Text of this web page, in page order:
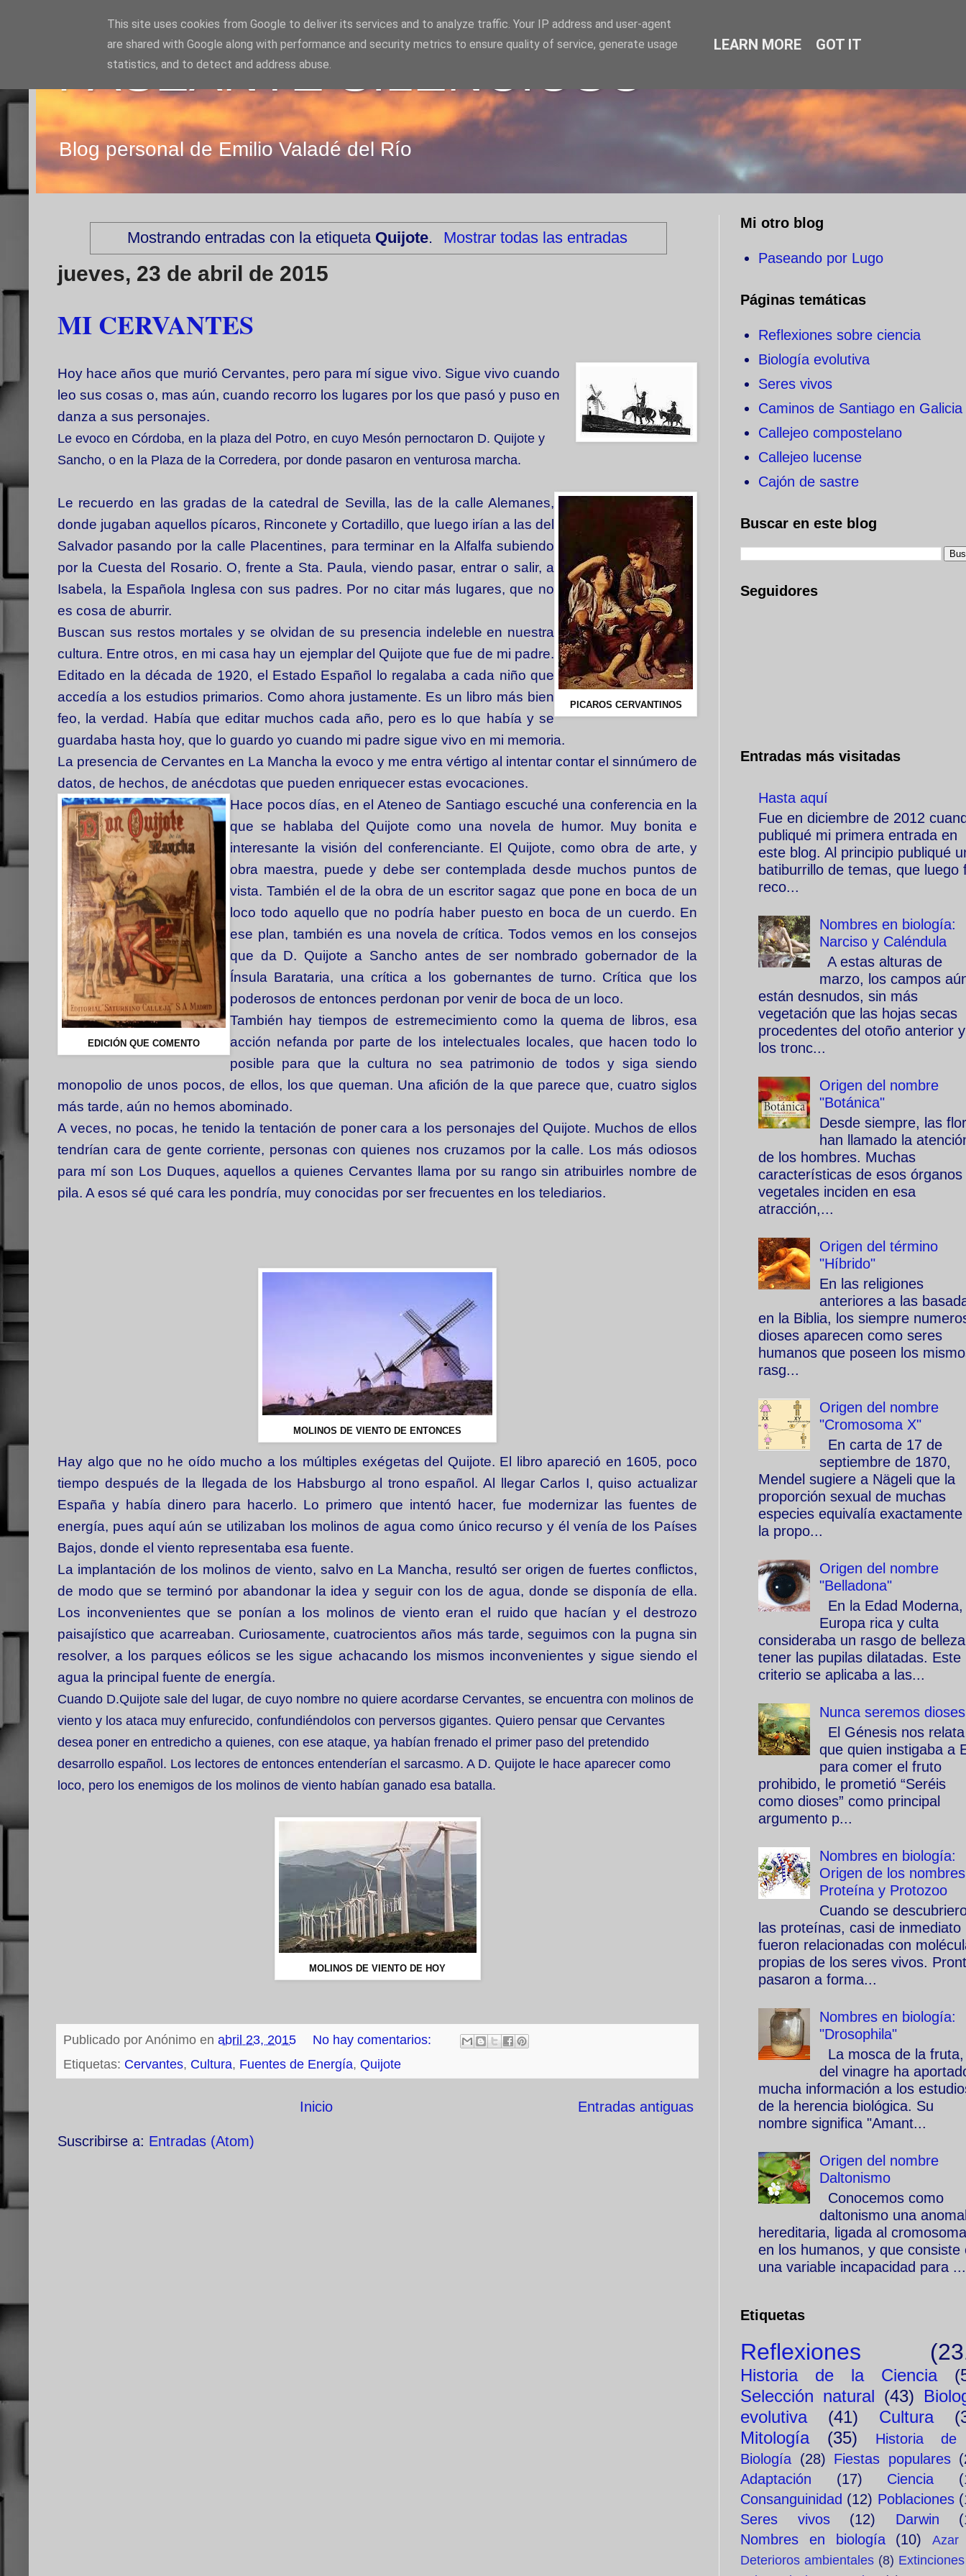
PASEANTE SILENCIOSO
Blog personal de Emilio Valadé del Río
Mostrando entradas con la etiqueta Quijote. Mostrar todas las entradas
jueves, 23 de abril de 2015
MI CERVANTES
Hoy hace años que murió Cervantes, pero para mí sigue vivo. Sigue vivo cuando
leo sus cosas o, mas aún, cuando recorro los lugares por los que pasó y puso en
danza a sus personajes.
Le evoco en Córdoba, en la plaza del Potro, en cuyo Mesón pernoctaron D. Quijote y
Sancho, o en la Plaza de la Corredera, por donde pasaron en venturosa marcha.
PICAROS CERVANTINOS
Le recuerdo en las gradas de la catedral de Sevilla, las de la calle Alemanes,
donde jugaban aquellos pícaros, Rinconete y Cortadillo, que luego irían a las del
Salvador pasando por la calle Placentines, para terminar en la Alfalfa subiendo
por la Cuesta del Rosario. O, frente a Sta. Paula, viendo pasar, entrar o salir, a
Isabela, la Española Inglesa con sus padres. Por no citar más lugares, que no
es cosa de aburrir.
Buscan sus restos mortales y se olvidan de su presencia indeleble en nuestra
cultura. Entre otros, en mi casa hay un ejemplar del Quijote que fue de mi padre.
Editado en la década de 1920, el Estado Español lo regalaba a cada niño que
accedía a los estudios primarios. Como ahora justamente. Es un libro más bien
feo, la verdad. Había que editar muchos cada año, pero es lo que había y se
guardaba hasta hoy, que lo guardo yo cuando mi padre sigue vivo en mi memoria.
La presencia de Cervantes en La Mancha la evoco y me entra vértigo al intentar contar el sinnúmero de
datos, de hechos, de anécdotas que pueden enriquecer estas evocaciones.
EDICIÓN QUE COMENTO
Hace pocos días, en el Ateneo de Santiago escuché una conferencia en la
que se hablaba del Quijote como una novela de humor. Muy bonita e
interesante la visión del conferenciante. El Quijote, como obra de arte, y
obra maestra, puede y debe ser contemplada desde muchos puntos de
vista. También el de la obra de un escritor sagaz que pone en boca de un
loco todo aquello que no podría haber puesto en boca de un cuerdo. En
ese plan, también es una novela de crítica. Todos vemos en los consejos
que da D. Quijote a Sancho antes de ser nombrado gobernador de la
Ínsula Barataria, una crítica a los gobernantes de turno. Crítica que los
poderosos de entonces perdonan por venir de boca de un loco.
También hay tiempos de estremecimiento como la quema de libros, esa
acción nefanda por parte de los intelectuales locales, que hacen todo lo
posible para que la cultura no sea patrimonio de todos y siga siendo
monopolio de unos pocos, de ellos, los que queman. Una afición de la que parece que, cuatro siglos
más tarde, aún no hemos abominado.
A veces, no pocas, he tenido la tentación de poner cara a los personajes del Quijote. Muchos de ellos
tendrían cara de gente corriente, personas con quienes nos cruzamos por la calle. Los más odiosos
para mí son Los Duques, aquellos a quienes Cervantes llama por su rango sin atribuirles nombre de
pila. A esos sé qué cara les pondría, muy conocidas por ser frecuentes en los telediarios.
MOLINOS DE VIENTO DE ENTONCES
Hay algo que no he oído mucho a los múltiples exégetas del Quijote. El libro apareció en 1605, poco
tiempo después de la llegada de los Habsburgo al trono español. Al llegar Carlos I, quiso actualizar
España y había dinero para hacerlo. Lo primero que intentó hacer, fue modernizar las fuentes de
energía, pues aquí aún se utilizaban los molinos de agua como único recurso y él venía de los Países
Bajos, donde el viento representaba esa fuente.
La implantación de los molinos de viento, salvo en La Mancha, resultó ser origen de fuertes conflictos,
de modo que se terminó por abandonar la idea y seguir con los de agua, donde se disponía de ella.
Los inconvenientes que se ponían a los molinos de viento eran el ruido que hacían y el destrozo
paisajístico que acarreaban. Curiosamente, cuatrocientos años más tarde, seguimos con la pugna sin
resolver, a los parques eólicos se les sigue achacando los mismos inconvenientes y sigue siendo el
agua la principal fuente de energía.
Cuando D.Quijote sale del lugar, de cuyo nombre no quiere acordarse Cervantes, se encuentra con molinos de
viento y los ataca muy enfurecido, confundiéndolos con perversos gigantes. Quiero pensar que Cervantes
desea poner en entredicho a quienes, con ese ataque, ya habían frenado el primer paso del pretendido
desarrollo español. Los lectores de entonces entenderían el sarcasmo. A D. Quijote le hace aparecer como
loco, pero los enemigos de los molinos de viento habían ganado esa batalla.
MOLINOS DE VIENTO DE HOY
Publicado por Anónimo en abril 23, 2015
No hay comentarios:
Etiquetas: Cervantes, Cultura, Fuentes de Energía, Quijote
Entradas antiguas
Inicio
Suscribirse a: Entradas (Atom)
Mi otro blog
Paseando por Lugo
Páginas temáticas
Reflexiones sobre ciencia
Biología evolutiva
Seres vivos
Caminos de Santiago en Galicia
Callejeo compostelano
Callejeo lucense
Cajón de sastre
Buscar en este blog
Seguidores
Entradas más visitadas
Hasta aquí
Fue en diciembre de 2012
publiqué mi primera entrada en
este blog. Al principio publiqué
batiburrillo de temas, que luego
reco...
Nombres en biología:
Narciso y Caléndula
A estas alturas de
marzo, los campos
están desnudos, sin más
vegetación que las hojas secas
procedentes del otoño anterior y
los tronc...
Origen del nombre
"Botánica"
Desde siempre, las
han llamado la
de los hombres. Muchas
características de esos órganos
vegetales inciden en esa
atracción,...
Origen del término
"Híbrido"
En las religiones
anteriores a las
en la Biblia, los siempre
dioses aparecen como seres
humanos que poseen los
rasg...
Origen del nombre
"Cromosoma X"
En carta de 17 de
septiembre de 1870,
Mendel sugiere a Nägeli que la
proporción sexual de muchas
especies equivalía exactamente
la propo...
Origen del nombre
"Belladona"
En la Edad Moderna,
Europa rica y culta
consideraba un rasgo de
tener las pupilas dilatadas. Este
criterio se aplicaba a las...
Nunca seremos dioses
El Génesis nos relata
que quien instigaba a
para comer el fruto
prohibido, le prometió “Seréis
como dioses” como principal
argumento p...
Nombres en biología:
Origen de los nombres
Proteína y Protozoo
Cuando se
las proteínas, casi de inmediato
fueron relacionadas con
propias de los seres vivos.
pasaron a forma...
Nombres en biología:
"Drosophila"
La mosca de la
del vinagre ha
mucha información a los
de la herencia biológica. Su
nombre significa "Amant...
Origen del nombre
Daltonismo
Conocemos como
daltonismo una
hereditaria, ligada al
en los humanos, y que consiste
una variable incapacidad para ...
Etiquetas
Reflexiones
Historia de la Ciencia
Selección natural (43)
evolutiva
(41) Cultura
Mitología
(35)
Historia
Biología (28) Fiestas populares
Adaptación
(17) Ciencia
Consanguinidad (12) Poblaciones
Seres vivos
(12) Darwin
Nombres en biología
(10)
Azar
Deterioros ambientales (8) Extinciones
This site uses cookies from Google to deliver its services and to analyze traffic. Your IP address and user-agent
are shared with Google along with performance and security metrics to ensure quality of service, generate usage
statistics, and to detect and address abuse.
LEARN MORE GOT IT